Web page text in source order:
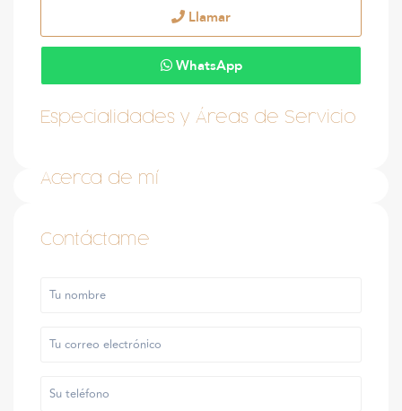
Llamar
WhatsApp
Especialidades y Áreas de Servicio
Acerca de mí
Contáctame